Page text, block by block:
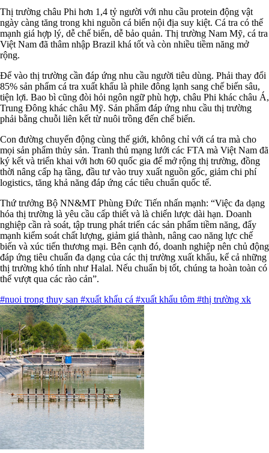
Thị trường châu Phi hơn 1,4 tỷ người với nhu cầu protein động vật
ngày càng tăng trong khi nguồn cá biển nội địa suy kiệt. Cá tra có thế
mạnh giá hợp lý, dễ chế biến, dễ bảo quản. Thị trường Nam Mỹ, cá tra
Việt Nam đã thâm nhập Brazil khá tốt và còn nhiều tiềm năng mở
rộng.
Để vào thị trường cần đáp ứng nhu cầu người tiêu dùng. Phải thay đổi
85% sản phẩm cá tra xuất khẩu là phile đông lạnh sang chế biến sâu,
tiện lợi. Bao bì cũng đòi hỏi ngôn ngữ phù hợp, châu Phi khác châu Á,
Trung Đông khác châu Mỹ. Sản phẩm đáp ứng nhu cầu thị trường
phải bằng chuỗi liên kết từ nuôi trồng đến chế biến.
Con đường chuyển động cùng thế giới, không chỉ với cá tra mà cho
mọi sản phẩm thủy sản. Tranh thủ mạng lưới các FTA mà Việt Nam đã
ký kết và triển khai với hơn 60 quốc gia để mở rộng thị trường, đồng
thời nâng cấp hạ tầng, đầu tư vào truy xuất nguồn gốc, giảm chi phí
logistics, tăng khả năng đáp ứng các tiêu chuẩn quốc tế.
Thứ trưởng Bộ NN&MT Phùng Đức Tiến nhấn mạnh: “Việc đa dạng
hóa thị trường là yêu cầu cấp thiết và là chiến lược dài hạn. Doanh
nghiệp cần rà soát, tập trung phát triển các sản phẩm tiềm năng, đẩy
mạnh kiểm soát chất lượng, giảm giá thành, nâng cao năng lực chế
biến và xúc tiến thương mại. Bên cạnh đó, doanh nghiệp nên chủ động
đáp ứng tiêu chuẩn đa dạng của các thị trường xuất khẩu, kể cả những
thị trường khó tính như Halal. Nếu chuẩn bị tốt, chúng ta hoàn toàn có
thể vượt qua các rào cản”.
#nuoi trong thuy san #xuất khẩu cá #xuất khẩu tôm #thị trường xk